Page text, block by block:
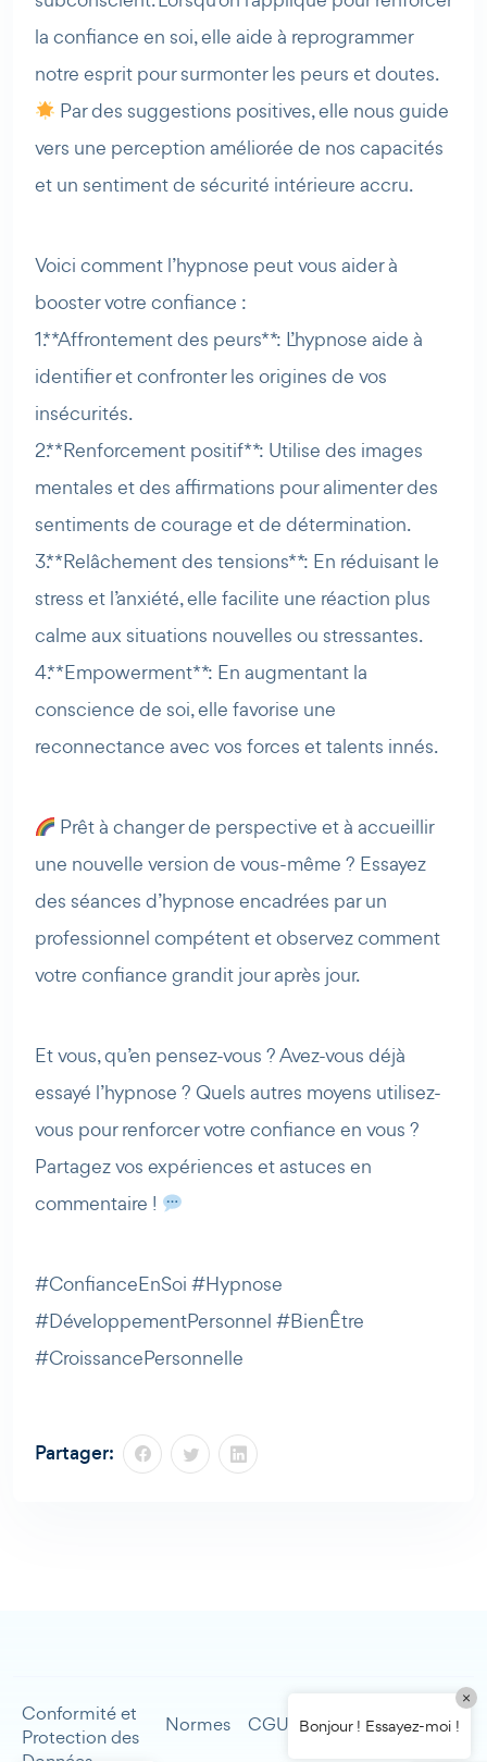
la confiance en soi, elle aide à reprogrammer
notre esprit pour surmonter les peurs et doutes.
Par des suggestions positives, elle nous guide
vers une perception améliorée de nos capacités
et un sentiment de sécurité intérieure accru.
Voici comment l’hypnose peut vous aider à
booster votre confiance :
1. **Affrontement des peurs** : L’hypnose aide à
identifier et confronter les origines de vos
insécurités.
2. **Renforcement positif** : Utilise des images
mentales et des affirmations pour alimenter des
sentiments de courage et de détermination.
3. **Relâchement des tensions** : En réduisant le
stress et l’anxiété, elle facilite une réaction plus
calme aux situations nouvelles ou stressantes.
4. **Empowerment** : En augmentant la
conscience de soi, elle favorise une
reconnectance avec vos forces et talents innés.
Prêt à changer de perspective et à accueillir
une nouvelle version de vous-même ? Essayez
des séances d’hypnose encadrées par un
professionnel compétent et observez comment
votre confiance grandit jour après jour.
Et vous, qu’en pensez-vous ? Avez-vous déjà
essayé l’hypnose ? Quels autres moyens utilisez-
vous pour renforcer votre confiance en vous ?
Partagez vos expériences et astuces en
commentaire !
#ConfianceEnSoi #Hypnose
#DéveloppementPersonnel #BienÊtre
#CroissancePersonnelle
Partager:
Conformité et
Protection des
Normes CGU
légales
Contact
Bonjour ! Essayez-moi !
×